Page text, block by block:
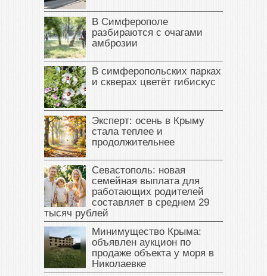
В Симферополе
разбираются с очагами
амброзии
В симферопольских парках
и скверах цветёт гибискус
Эксперт: осень в Крыму
стала теплее и
продолжительнее
Севастополь: новая
семейная выплата для
работающих родителей
составляет в среднем 29
тысяч рублей
Минимущество Крыма:
объявлен аукцион по
продаже объекта у моря в
Николаевке